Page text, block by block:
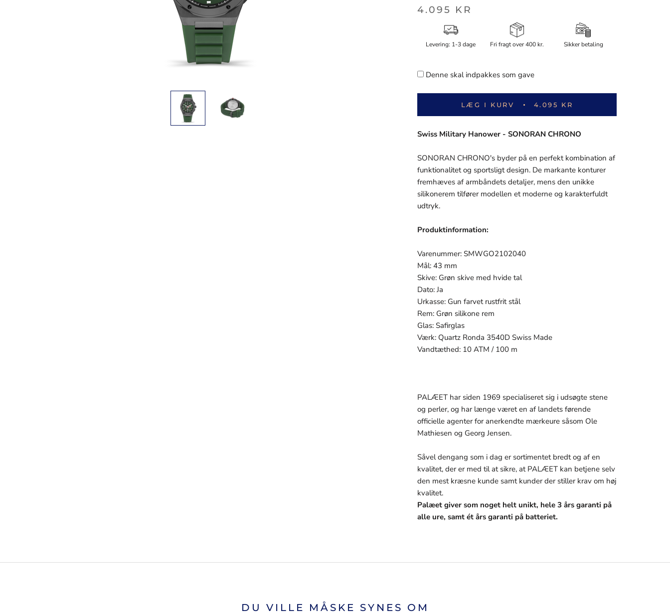
4.095 KR
Levering: 1-3 dage Fri fragt over 400 kr. Sikker betaling
Denne skal indpakkes som gave
LÆG I KURV 4.095 KR
Swiss Military Hanower - SONORAN CHRONO
SONORAN CHRONO's byder på en perfekt kombination af
funktionalitet og sportsligt design. De markante konturer
fremhæves af armbåndets detaljer, mens den unikke
silikonerem tilfører modellen et moderne og karakterfuldt
udtryk.
Produktinformation:
Varenummer: SMWGO2102040
Mål: 43 mm
Skive: Grøn skive med hvide tal
Dato: Ja
Urkasse: Gun farvet rustfrit stål
Rem: Grøn silikone rem
Glas: Safirglas
Værk: Quartz Ronda 3540D Swiss Made
Vandtæthed: 10 ATM / 100 m
PALÆET har siden 1969 specialiseret sig i udsøgte stene
og perler, og har længe været en af landets førende
officielle agenter for anerkendte mærkeure såsom Ole
Mathiesen og Georg Jensen.
Såvel dengang som i dag er sortimentet bredt og af en
kvalitet, der er med til at sikre, at PALÆET kan betjene selv
den mest kræsne kunde samt kunder der stiller krav om høj
kvalitet.
Palæet giver som noget helt unikt, hele 3 års garanti på
alle ure, samt ét års garanti på batteriet.
DU VILLE MÅSKE SYNES OM